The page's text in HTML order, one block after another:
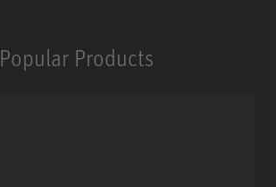
Popular Products